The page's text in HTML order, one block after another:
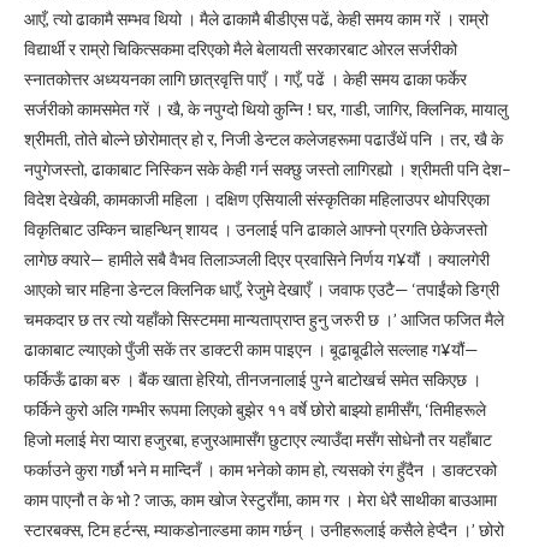
आएँ, त्यो ढाकामै सम्भव थियो । मैले ढाकामै बीडीएस पढें, केही समय काम गरें । राम्रो
विद्यार्थी र राम्रो चिकित्सकमा दरिएको मैले बेलायती सरकारबाट ओरल सर्जरीको
स्नातकोत्तर अध्ययनका लागि छात्रवृत्ति पाएँ । गएँ, पढें । केही समय ढाका फर्केर
सर्जरीको कामसमेत गरें । खै, के नपुग्दो थियो कुन्नि ! घर, गाडी, जागिर, क्लिनिक, मायालु
श्रीमती, तोते बोल्ने छोरोमात्र हो र, निजी डेन्टल कलेजहरूमा पढाउँथें पनि । तर, खै के
नपुगेजस्तो, ढाकाबाट निस्किन सके केही गर्न सक्छु जस्तो लागिरह्यो । श्रीमती पनि देश–
विदेश देखेकी, कामकाजी महिला । दक्षिण एसियाली संस्कृतिका महिलाउपर थोपरिएका
विकृतिबाट उम्किन चाहन्थिन् शायद । उनलाई पनि ढाकाले आफ्नो प्रगति छेकेजस्तो
लागेछ क्यारे— हामीले सबै वैभव तिलाञ्जली दिएर प्रवासिने निर्णय ग¥यौं । क्यालगेरी
आएको चार महिना डेन्टल क्लिनिक धाएँ, रेजुमे देखाएँ । जवाफ एउटै— ‘तपाईंको डिग्री
चमकदार छ तर त्यो यहाँको सिस्टममा मान्यताप्राप्त हुनु जरुरी छ ।’ आजित फजित मैले
ढाकाबाट ल्याएको पुँजी सकें तर डाक्टरी काम पाइएन । बूढाबूढीले सल्लाह ग¥यौं—
फर्किऊँ ढाका बरु । बैंक खाता हेरियो, तीनजनालाई पुग्ने बाटोखर्च समेत सकिएछ ।
फर्किने कुरो अलि गम्भीर रूपमा लिएको बुझेर ११ वर्षे छोरो बाझ्यो हामीसँग, ‘तिमीहरूले
हिजो मलाई मेरा प्यारा हजुरबा, हजुरआमासँग छुटाएर ल्याउँदा मसँग सोधेनौ तर यहाँबाट
फर्काउने कुरा गर्छौ भने म मान्दिनँ । काम भनेको काम हो, त्यसको रंग हुँदैन । डाक्टरको
काम पाएनौ त के भो ? जाऊ, काम खोज रेस्टुराँमा, काम गर । मेरा धेरै साथीका बाउआमा
स्टारबक्स, टिम हर्टन्स, म्याकडोनाल्डमा काम गर्छन् । उनीहरूलाई कसैले हेप्दैन ।’ छोरो